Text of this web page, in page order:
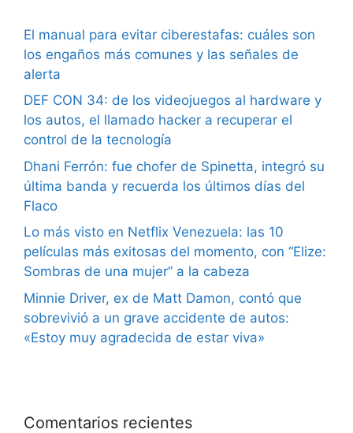
El manual para evitar ciberestafas: cuáles son
los engaños más comunes y las señales de
alerta
DEF CON 34: de los videojuegos al hardware y
los autos, el llamado hacker a recuperar el
control de la tecnología
Dhani Ferrón: fue chofer de Spinetta, integró su
última banda y recuerda los últimos días del
Flaco
Lo más visto en Netflix Venezuela: las 10
películas más exitosas del momento, con “Elize:
Sombras de una mujer” a la cabeza
Minnie Driver, ex de Matt Damon, contó que
sobrevivió a un grave accidente de autos:
«Estoy muy agradecida de estar viva»
Comentarios recientes